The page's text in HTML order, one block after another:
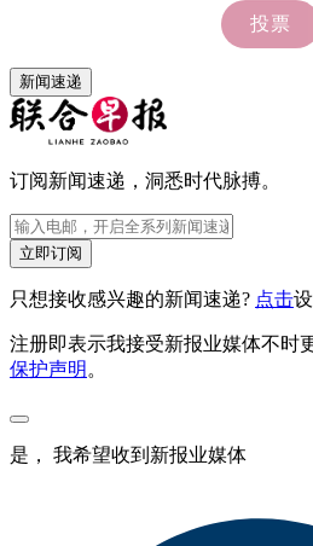
新闻速递
订阅新闻速递，洞悉时代脉搏。
立即订阅
只想接收感兴趣的新闻速递? 点击
注册即表示我接受新报业媒体不时
保护声明 。
是， 我希望收到新报业媒体